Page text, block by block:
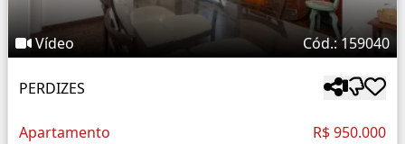
Vídeo Cód.: 159040
PERDIZES
Apartamento R$ 950.000